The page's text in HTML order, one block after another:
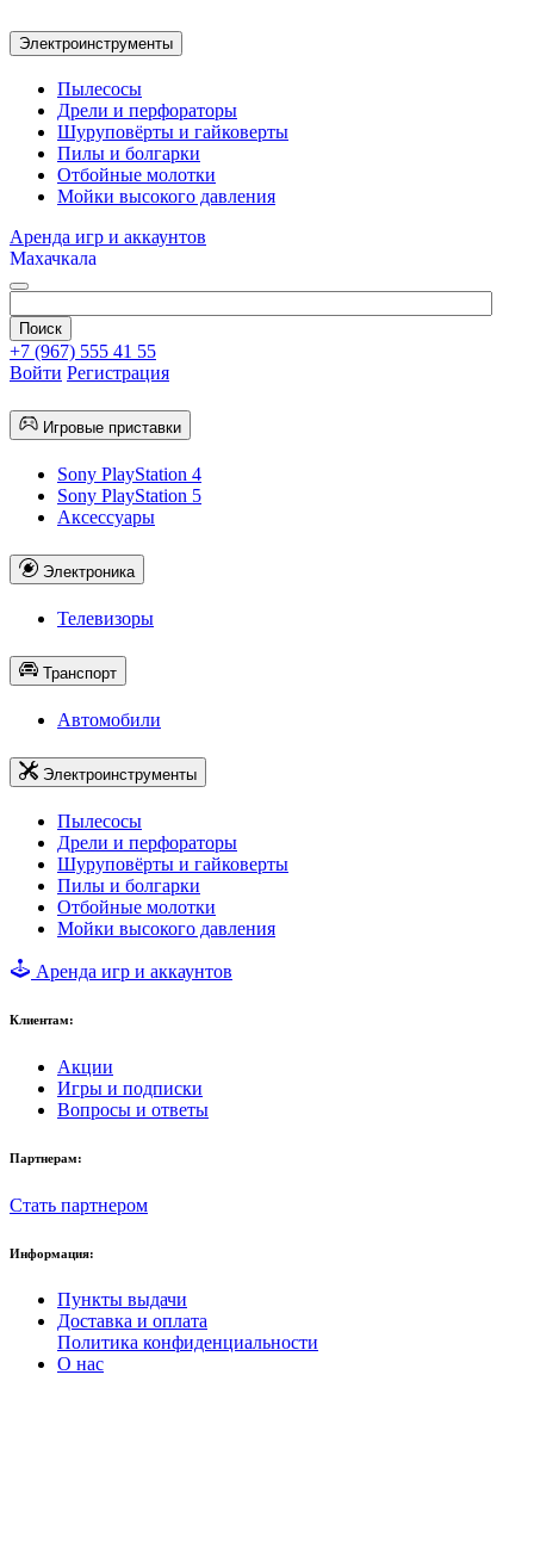
Электроинструменты
Пылесосы
Дрели и перфораторы
Шуруповёрты и гайковерты
Пилы и болгарки
Отбойные молотки
Мойки высокого давления
Аренда игр и аккаунтов
Махачкала
+7 (967) 555 41 55
Войти Регистрация
Игровые приставки
Sony PlayStation 4
Sony PlayStation 5
Аксессуары
Электроника
Телевизоры
Транспорт
Автомобили
Электроинструменты
Пылесосы
Дрели и перфораторы
Шуруповёрты и гайковерты
Пилы и болгарки
Отбойные молотки
Мойки высокого давления
Аренда игр и аккаунтов
Клиентам:
Акции
Игры и подписки
Вопросы и ответы
Партнерам:
Стать партнером
Информация:
Пункты выдачи
Доставка и оплата
Политика конфиденциальности
О нас